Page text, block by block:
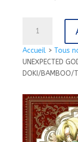
Accueil> Tous
UNEXPECTED
DOKI/BAMBOO/
THE
UNEXPECTED
GODDESS
01/1/BAMB.DOKI
DOKI/BAMBOO/
UNEXPECTED
GODDESS